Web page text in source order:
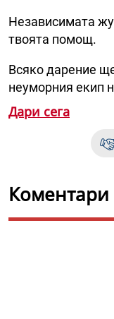
Независимата
твоята помощ.
Всяко дарение
неуморния екип
Дари сега
Коментари